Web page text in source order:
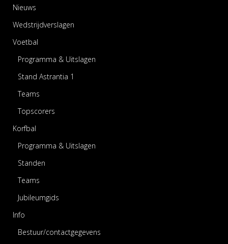
Nieuws
Wedstrijdverslagen
Voetbal
Programma & Uitslagen
Stand Astrantia 1
Teams
Topscorers
Korfbal
Programma & Uitslagen
Standen
Teams
Jubileumgids
Info
Bestuur/contactgegevens